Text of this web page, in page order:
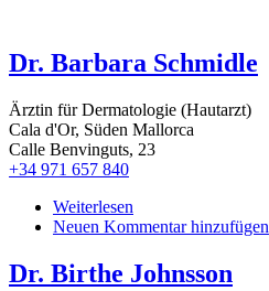
Dr. Barbara Schmidle
Ärztin für Dermatologie (Hautarzt)
Cala d'Or, Süden Mallorca
Calle Benvinguts, 23
+34 971 657 840
Weiterlesen
Dr.
Schmidle
Neuen Kommentar hinzufügen
Dr. Birthe Johnsson